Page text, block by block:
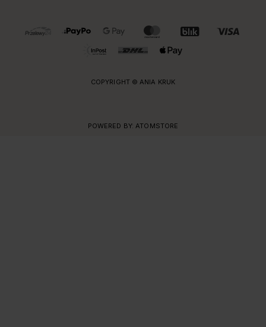
OBSŁUGIWANE FORMY PŁATNOŚCI I DOSTAWY
COPYRIGHT © ANIA KRUK
POWERED BY: ATOMSTORE